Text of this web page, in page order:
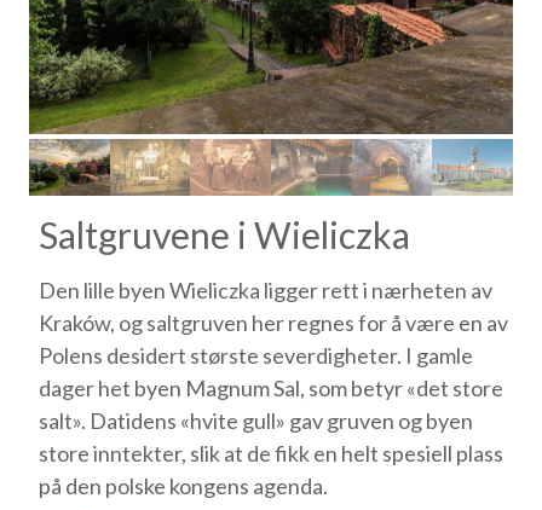
Saltgruvene i Wieliczka
Den lille byen Wieliczka ligger rett i nærheten av
Kraków, og saltgruven her regnes for å være en av
Polens desidert største severdigheter. I gamle
dager het byen Magnum Sal, som betyr «det store
salt». Datidens «hvite gull» gav gruven og byen
store inntekter, slik at de fikk en helt spesiell plass
på den polske kongens agenda.